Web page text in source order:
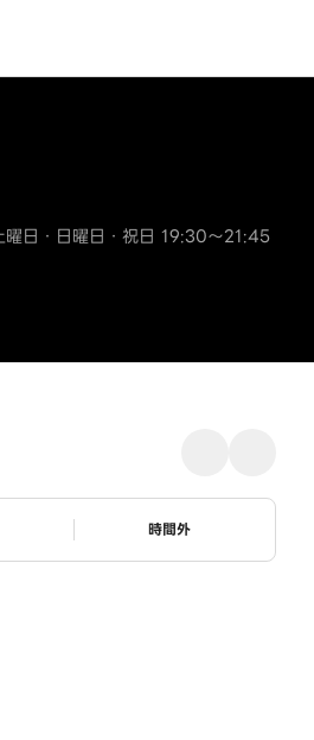
日・日曜日・祝日 19:30～21:45
ステータス
時間外